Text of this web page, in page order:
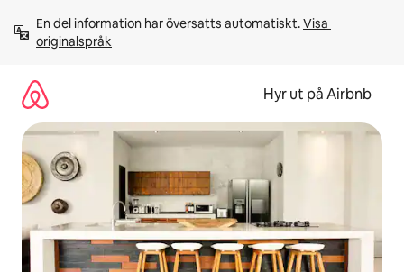
innehåll
En del information har översatts automatiskt. Visa
originalspråk
Hyr ut på Airbnb